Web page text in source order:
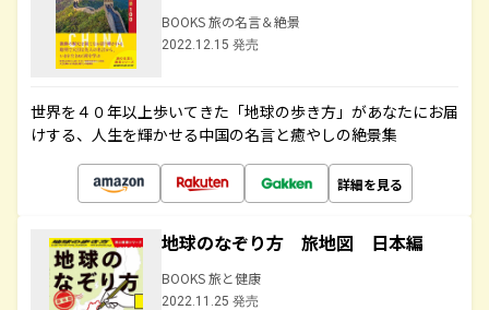
BOOKS 旅の名言＆絶景
2022.12.15 発売
世界を４０年以上歩いてきた「地球の歩き方」があなたにお届
けする、人生を輝かせる中国の名言と癒やしの絶景集
詳細を見る
地球のなぞり方 旅地図 日本編
BOOKS 旅と健康
2022.11.25 発売